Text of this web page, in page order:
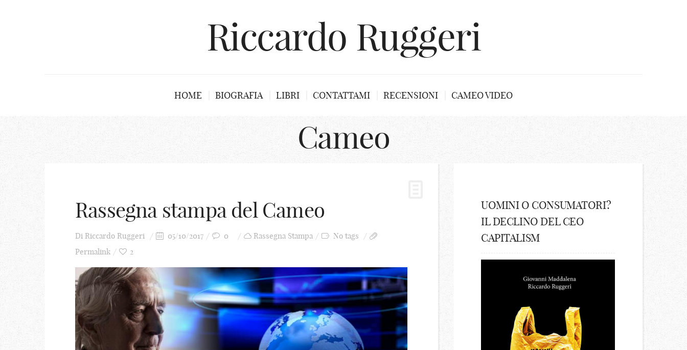
Riccardo Ruggeri
HOME BIOGRAFIA LIBRI CONTATTAMI RECENSIONI CAMEO VIDEO
Cameo
Rassegna stampa del Cameo
Di Riccardo Ruggeri 05/10/2017 0 Rassegna Stampa
No tags
Permalink
2
UOMINI O CONSUMATORI?
IL DECLINO DEL CEO
CAPITALISM